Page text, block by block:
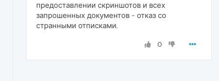
предоставлении скриншотов и всех
запрошенных документов - отказ со
странными отписками.
0